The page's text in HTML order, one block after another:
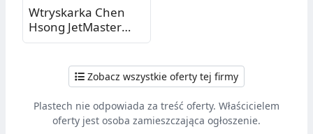
Wtryskarka Chen
Hsong JetMaster
208-MK6 z robotem
Zobacz wszystkie oferty tej firmy
Plastech nie odpowiada za treść oferty. Właścicielem
oferty jest osoba zamieszczająca ogłoszenie.